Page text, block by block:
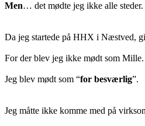
Men… det mødte jeg ikke alle steder.
Da jeg startede på HHX i Næstved,
For der blev jeg ikke mødt som Mille.
Jeg blev mødt som “for besværlig”.
Jeg måtte ikke komme med på